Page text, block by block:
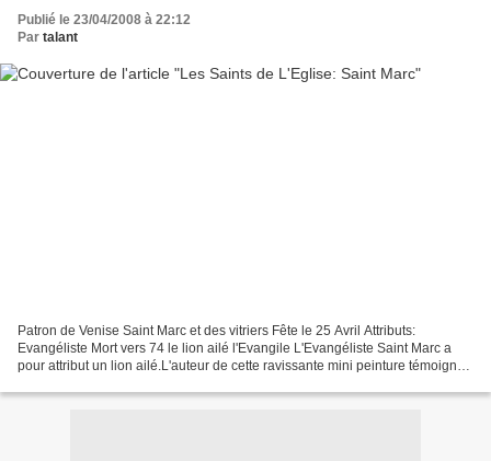
Publié le 23/04/2008 à 22:12
Par talant
Patron de Venise Saint Marc et des vitriers Fête le 25 Avril Attributs:
Evangéliste Mort vers 74 le lion ailé l'Evangile L'Evangéliste Saint Marc a
pour attribut un lion ailé.L'auteur de cette ravissante mini peinture témoigne